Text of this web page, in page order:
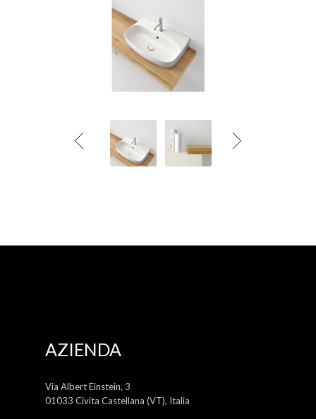
AZIENDA
Via Albert Einstein, 3
01033 Civita Castellana (VT), Italia